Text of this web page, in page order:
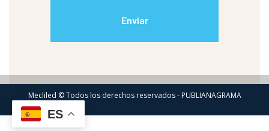
Mecliled © Todos los derechos reservados - PUBLIANAGRAMA
ES